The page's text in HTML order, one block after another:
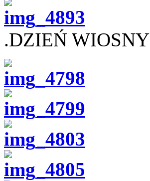
.DZIEŃ WIOSNY